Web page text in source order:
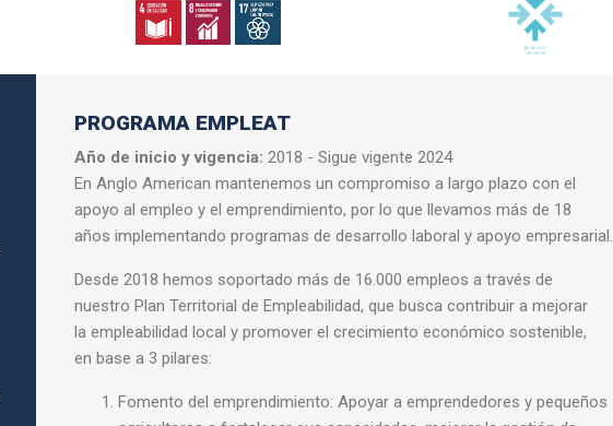
PROGRAMA EMPLEAT
Año de inicio y vigencia: 2018 - Sigue vigente 2024
En Anglo American mantenemos un compromiso a largo plazo con el
apoyo al empleo y el emprendimiento, por lo que llevamos más de 18
años implementando programas de desarrollo laboral y apoyo empresarial.
Desde 2018 hemos soportado más de 16.000 empleos a través de
nuestro Plan Territorial de Empleabilidad, que busca contribuir a mejorar
la empleabilidad local y promover el crecimiento económico sostenible,
en base a 3 pilares:
Fomento del emprendimiento: Apoyar a emprendedores y pequeños